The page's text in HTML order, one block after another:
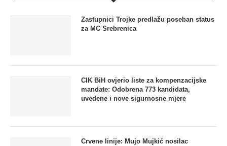
Zastupnici Trojke predlažu poseban status
za MC Srebrenica
CIK BiH ovjerio liste za kompenzacijske
mandate: Odobrena 773 kandidata,
uvedene i nove sigurnosne mjere
Crvene linije: Mujo Mujkić nosilac